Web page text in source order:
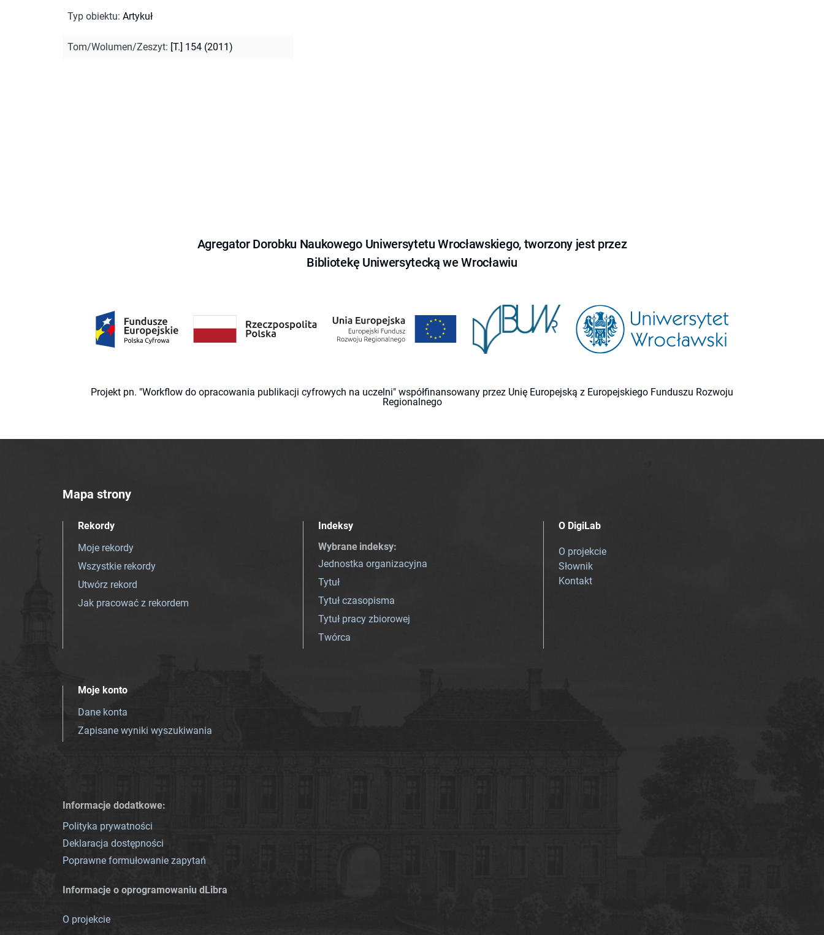
Typ obiektu: Artykuł
Tom/Wolumen/Zeszyt: [T.] 154 (2011)
Agregator Dorobku Naukowego Uniwersytetu Wrocławskiego, tworzony jest przez
Bibliotekę Uniwersytecką we Wrocławiu
Projekt pn. "Workflow do opracowania publikacji cyfrowych na uczelni" współfinansowany przez Unię Europejską z Europejskiego Funduszu Rozwoju
Regionalnego
Mapa strony
Rekordy
Moje rekordy
Wszystkie rekordy
Utwórz rekord
Jak pracować z rekordem
Indeksy
Wybrane indeksy:
Jednostka organizacyjna
Tytuł
Tytuł czasopisma
Tytuł pracy zbiorowej
Twórca
O DigiLab
O projekcie
Słownik
Kontakt
Moje konto
Dane konta
Zapisane wyniki wyszukiwania
Informacje dodatkowe:
Polityka prywatności
Deklaracja dostępności
Poprawne formułowanie zapytań
Informacje o oprogramowaniu dLibra
O projekcie